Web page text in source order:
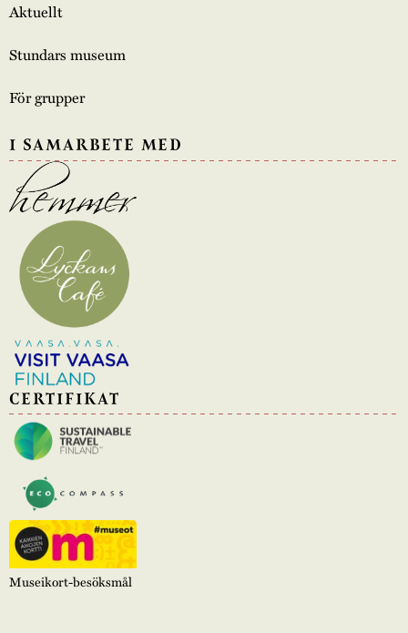
Aktuellt
Stundars museum
För grupper
I SAMARBETE MED
CERTIFIKAT
Museikort-besöksmål